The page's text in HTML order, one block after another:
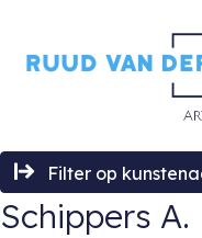
Filter op
Schippers A.